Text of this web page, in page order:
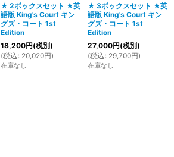
★ 2ボックスセット ★英
語版 King's Court キン
グズ・コート 1st
Edition
18,200円(税別)
(税込 : 20,020円)
在庫なし
★ 3ボックスセット ★英
語版 King's Court キン
グズ・コート 1st
Edition
27,000円(税別)
(税込 : 29,700円)
在庫なし